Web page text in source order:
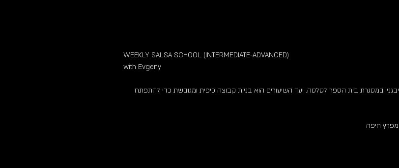
WEEKLY SALSA SCHOOL (INTERMEDIATE-ADVANCED)
with Evgeny
במסגרת בית הספר לסלסה. יעד השיעורים הוא בניית קבוצה כיפית ומגובשת כדי להתפתח